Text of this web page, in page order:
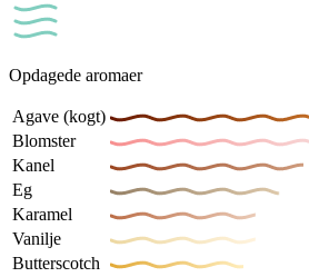
Opdagede aromaer
Agave (kogt)
Blomster
Kanel
Eg
Karamel
Vanilje
Butterscotch